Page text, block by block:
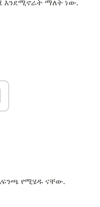
እንደሚኖራት ማለት ነው.
የሚሄዱ ናቸው.